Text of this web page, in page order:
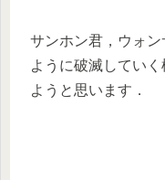
サンホン君，ウォ
ように破滅してい
ようと思います．